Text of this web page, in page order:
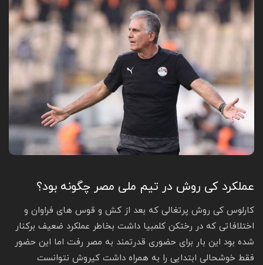
عملکرد کی روش در تیم ملی مصر چگونه بود؟
کارلوس کی روش پرتغالی که بعد از کش و قوس های فراوان و
اختلافاتی که در رختکن کلمبیا داشت بخاطر عملکرد ضعیف برکنار
شده بود این بار برای حضوری قدرتمند به مصر رفت اما این حضور
فقط خوشحالی ابتدایی را به همراه داشت کیروش نتوانست